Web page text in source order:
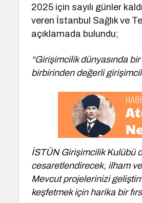
2025 için sayılı günler
veren İstanbul Sağlık ve
açıklamada bulundu;
“Girişimcilik dünyasında
birbirinden değerli
İSTÜN Girişimcilik Kulübü
cesaretlendirecek, ilham
Mevcut projelerinizi
keşfetmek için harika bir